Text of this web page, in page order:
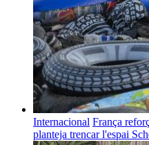
Internacional França
planteja trencar l'espai